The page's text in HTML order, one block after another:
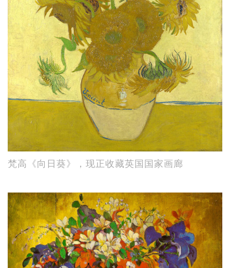
梵高《向日葵》，现正收藏英国国家画廊